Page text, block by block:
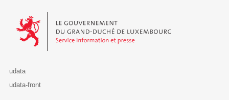
Le Gouvernement du Grand-Duché de Luxembourg - Service
udata
udata-front